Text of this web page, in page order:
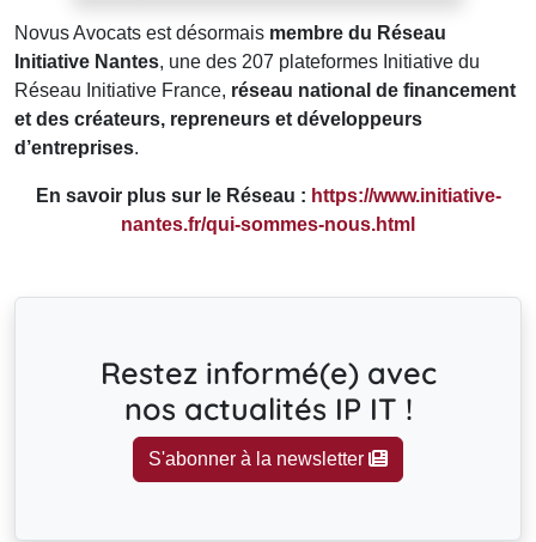
Novus Avocats est désormais membre du Réseau
Initiative Nantes, une des 207 plateformes Initiative du
Réseau Initiative France, réseau national de financement
et des créateurs, repreneurs et développeurs
d’entreprises.
En savoir plus sur le Réseau : https://www.initiative-
nantes.fr/qui-sommes-nous.html
Restez informé(e) avec
nos actualités IP IT !
S'abonner à la newsletter